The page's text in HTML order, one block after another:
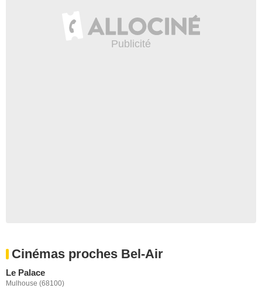
Cinémas proches Bel-Air
Le Palace
Mulhouse (68100)